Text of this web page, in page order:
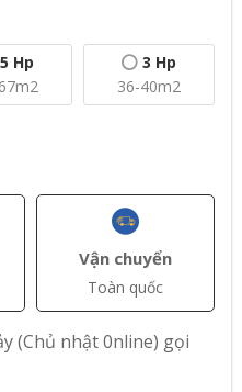
5 Hp
3 Hp
36-40m2
Vận chuyển
Toàn quốc
(Chủ nhật 0nline) gọi